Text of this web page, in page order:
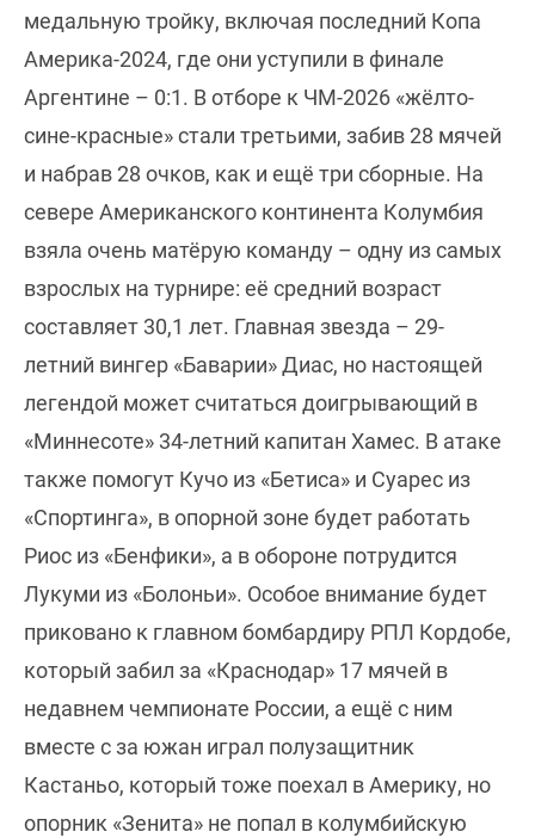
медальную тройку, включая последний Копа
Америка-2024, где они уступили в финале
Аргентине – 0:1. В отборе к ЧМ-2026 «жёлто-
сине-красные» стали третьими, забив 28 мячей
и набрав 28 очков, как и ещё три сборные. На
севере Американского континента Колумбия
взяла очень матёрую команду – одну из самых
взрослых на турнире: её средний возраст
составляет 30,1 лет. Главная звезда – 29-
летний вингер «Баварии» Диас, но настоящей
легендой может считаться доигрывающий в
«Миннесоте» 34-летний капитан Хамес. В атаке
также помогут Кучо из «Бетиса» и Суарес из
«Спортинга», в опорной зоне будет работать
Риос из «Бенфики», а в обороне потрудится
Лукуми из «Болоньи». Особое внимание будет
приковано к главном бомбардиру РПЛ Кордобе,
который забил за «Краснодар» 17 мячей в
недавнем чемпионате России, а ещё с ним
вместе с за южан играл полузащитник
Кастаньо, который тоже поехал в Америку, но
опорник «Зенита» не попал в колумбийскую